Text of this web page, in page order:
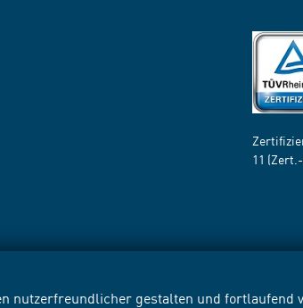
nutzerfreundlicher gestalten und fortlaufend
11